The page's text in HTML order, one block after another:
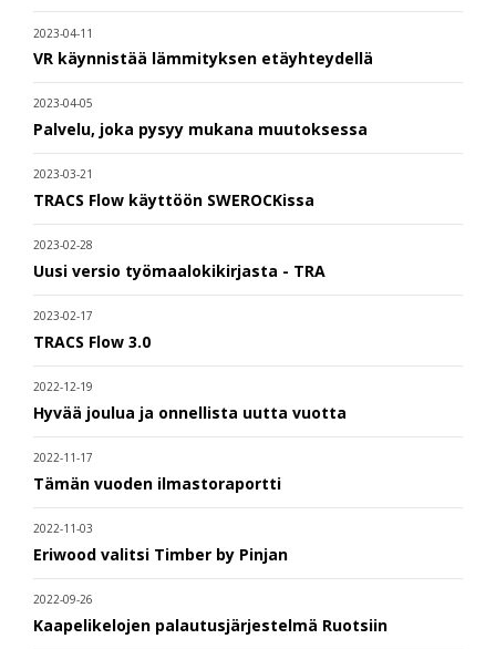
2023-04-11
VR käynnistää lämmityksen etäyhteydellä
2023-04-05
Palvelu, joka pysyy mukana muutoksessa
2023-03-21
TRACS Flow käyttöön SWEROCKissa
2023-02-28
Uusi versio työmaalokikirjasta - TRA
2023-02-17
TRACS Flow 3.0
2022-12-19
Hyvää joulua ja onnellista uutta vuotta
2022-11-17
Tämän vuoden ilmastoraportti
2022-11-03
Eriwood valitsi Timber by Pinjan
2022-09-26
Kaapelikelojen palautusjärjestelmä Ruotsiin